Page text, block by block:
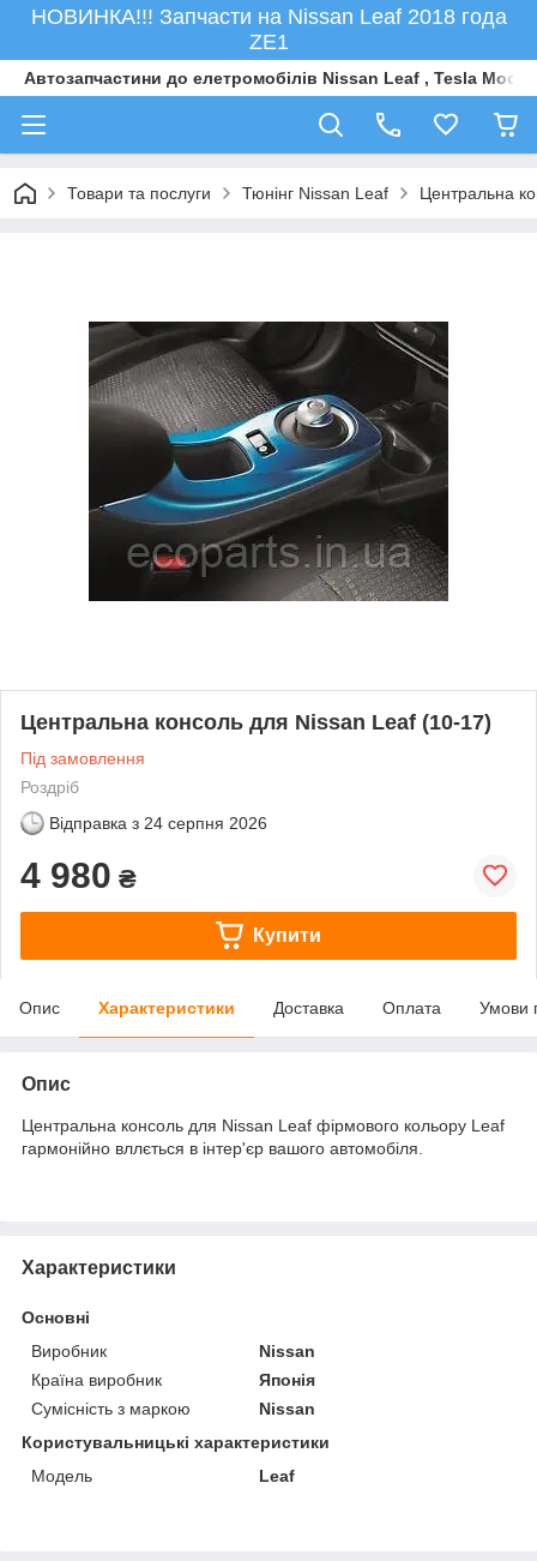
НОВИНКА!!! Запчасти на Nissan Leaf 2018 года
ZE1
Автозапчастини до елетромобiлiв Nissan Leaf , Tesla Model
Товари та послуги Тюнінг Nissan Leaf Центральна
Центральна консоль для Nissan Leaf (10-17)
Під замовлення
Роздріб
Відправка з 24 серпня 2026
4 980 ₴
Купити
Опис Характеристики Доставка Оплата Умови
Опис
Центральна консоль для Nissan Leaf фірмового кольору Leaf
гармонійно вллється в інтер'єр вашого автомобіля.
Характеристики
Основні
Виробник
Nissan
Країна виробник
Японія
Сумісність з маркою
Nissan
Користувальницькі характеристики
Модель
Leaf